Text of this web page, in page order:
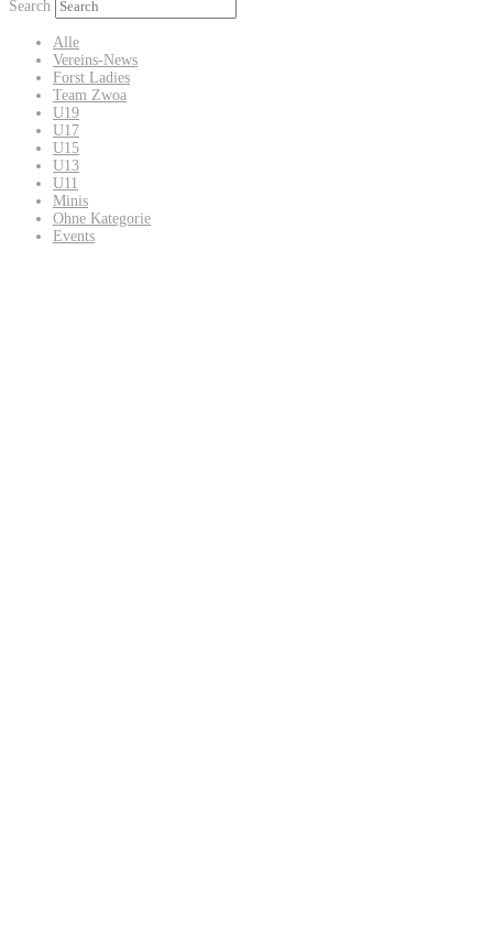
Search
Alle
Vereins-News
Forst Ladies
Team Zwoa
U19
U17
U15
U13
U11
Minis
Ohne Kategorie
Events